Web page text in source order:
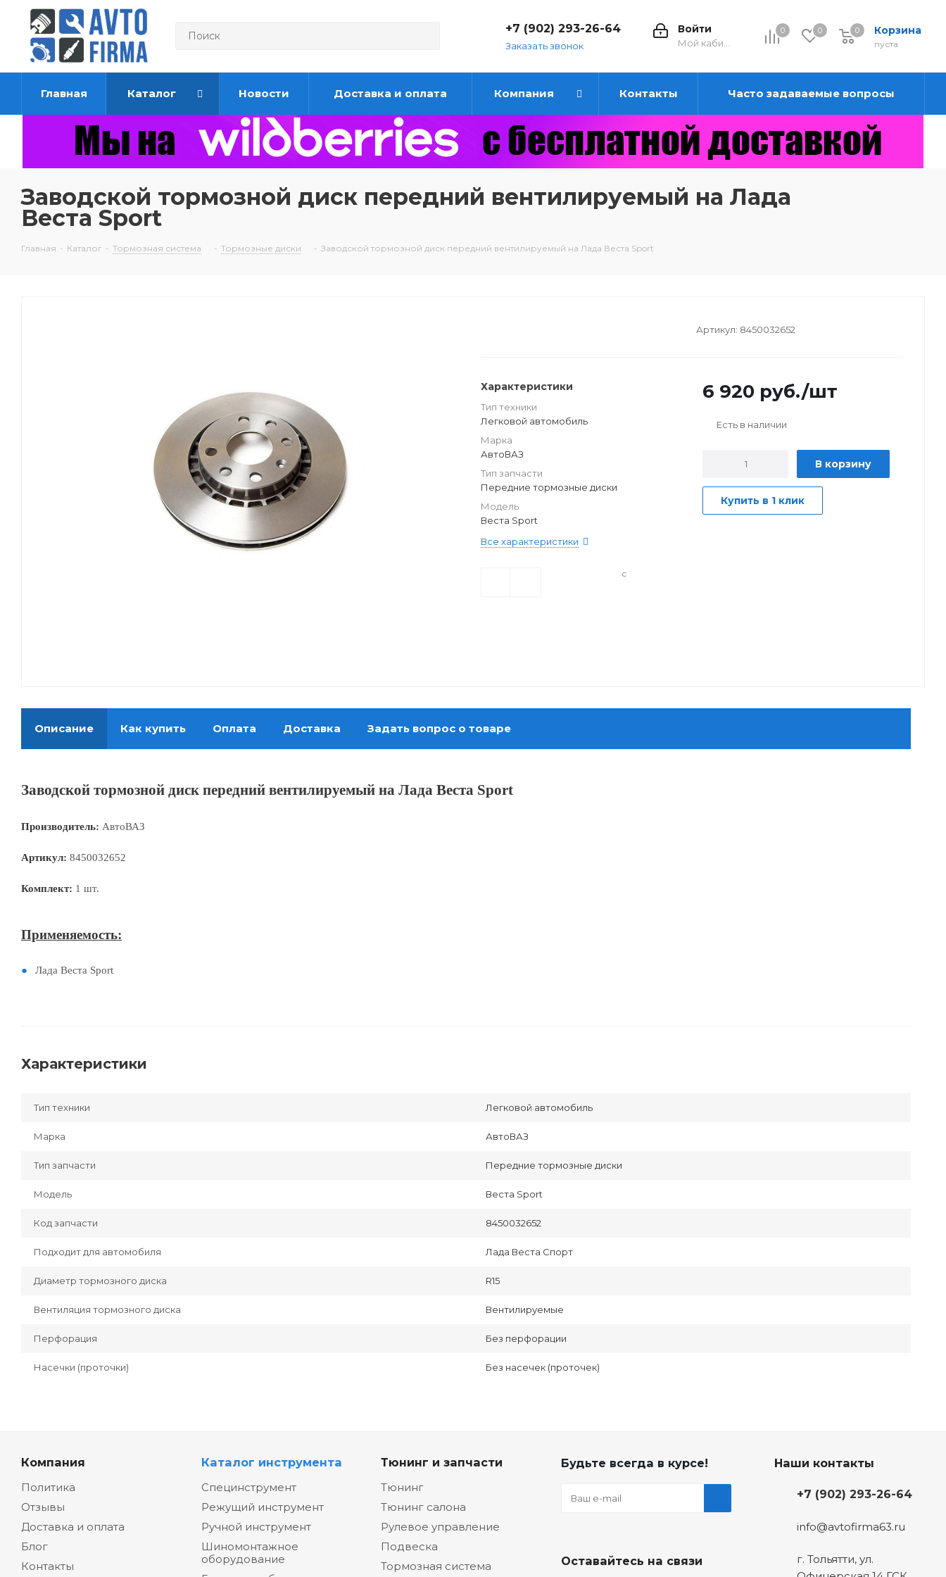
0 0 Корзина
0
пуста
0
Войти
+7 (902) 293-26-64
Заказать звонок
Главная Каталог Новости Доставка и оплата Компания Контакты Часто задаваемые вопросы
Заводской тормозной диск передний вентилируемый на Лада
Веста Sport
Главная - Каталог - Тормозная система - Тормозные диски - Заводской тормозной диск передний вентилируемый на Лада Веста Sport
Артикул: 8450032652
Характеристики
Тип техники
Легковой автомобиль
Марка
АвтоВАЗ
Тип запчасти
Передние тормозные диски
Модель
Веста Sport
Все характеристики
6 920 руб./шт
Есть в наличии
В корзину
Купить в 1 клик
с
Описание Как купить Оплата Доставка Задать вопрос о товаре
Заводской тормозной диск передний вентилируемый на Лада Веста Sport
Производитель: АвтоВАЗ
Артикул: 8450032652
Комплект: 1 шт.
Применяемость:
Лада Веста Sport
Характеристики
Тип техники Легковой автомобиль
Марка АвтоВАЗ
Тип запчасти Передние тормозные диски
Модель Веста Sport
Код запчасти 8450032652
Подходит для автомобиля Лада Веста Спорт
Диаметр тормозного диска R15
Вентиляция тормозного диска Вентилируемые
Перфорация Без перфорации
Насечки (проточки) Без насечек (проточек)
Компания
Политика
Отзывы
Доставка и оплата
Блог
Контакты
Каталог инструмента
Специнструмент
Режущий инструмент
Ручной инструмент
Шиномонтажное
оборудование
Тюнинг и запчасти
Тюнинг
Тюнинг салона
Рулевое управление
Подвеска
Тормозная система
Будьте всегда в курсе!
Оставайтесь на связи
Наши контакты
+7 (902) 293-26-64
info@avtofirma63.ru
г. Тольятти, ул.